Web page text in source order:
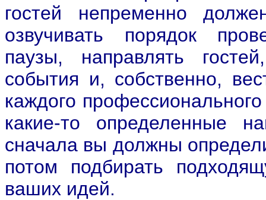
гостей непременно
озвучивать порядок
паузы, направлять
события и, собственно,
каждого
какие-то определенные
сначала вы должны
потом подбирать
ваших идей.